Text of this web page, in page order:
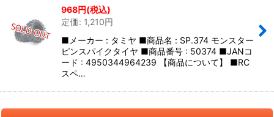
968円(税込)
定価: 1,210円
■メーカー : タミヤ ■商品名 : SP.374 モンスター
ピンスパイクタイヤ ■商品番号 : 50374 ■JANコ
ード : 4950344964239 【商品について】 ■RC
スペ…